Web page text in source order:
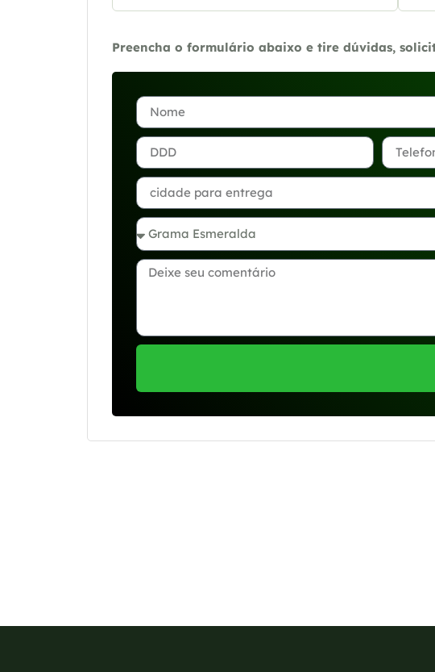
Preencha o formulário abaixo e tire dúvidas,